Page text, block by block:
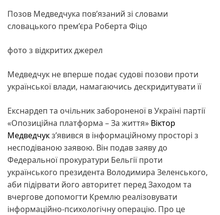
Позов Медведчука пов’язаний зі словами
словацького прем’єра Роберта Фіцо
фото з відкритих джерел
Медведчук не вперше подає судові позови проти
української влади, намагаючись дескридитувати її
Екснардеп та очільник забороненої в Україні партії
«Опозиційна платформа – За життя» Віктор
Медведчукз’явився в інформаційному просторі з
несподіваною заявою. Він подав заяву до
Федеральної прокуратури Бельгії проти
українського президента Володимира Зеленського,
аби підірвати його авторитет перед Заходом та
вчергове допомогти Кремлю реалізовувати
інформаційно-психологічну операцію. Про це